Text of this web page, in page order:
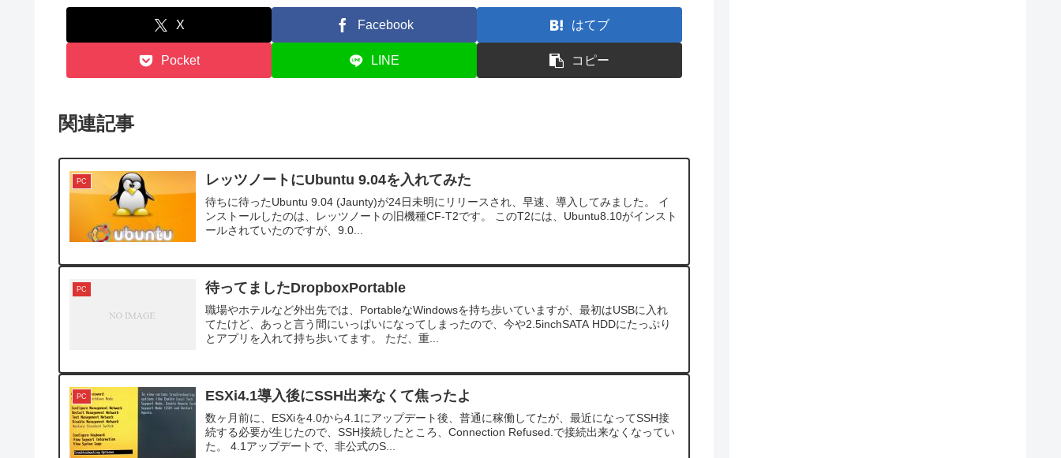
X Facebook はてブ
Pocket LINE コピー
関連記事
PC レッツノートにUbuntu 9.04を入れてみた
待ちに待ったUbuntu 9.04 (Jaunty)が24日未明にリリースされ、早速、導入してみました。 イ
ンストールしたのは、レッツノートの旧機種CF-T2です。 このT2には、Ubuntu8.10がインスト
ールされていたのですが、9.0...
PC 待ってましたDropboxPortable
職場やホテルなど外出先では、PortableなWindowsを持ち歩いていますが、最初はUSBに入れ
てたけど、あっと言う間にいっぱいになってしまったので、今や2.5inchSATA HDDにたっぷり
とアプリを入れて持ち歩いてます。 ただ、重...
PC ESXi4.1導入後にSSH出来なくて焦ったよ
数ヶ月前に、ESXiを4.0から4.1にアップデート後、普通に稼働してたが、最近になってSSH接
続する必要が生じたので、SSH接続したところ、Connection Refused.で接続出来なくなってい
た。 4.1アップデートで、非公式のS...